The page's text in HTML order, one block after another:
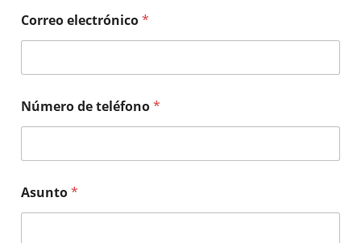
Correo electrónico*
Número de teléfono*
Asunto*